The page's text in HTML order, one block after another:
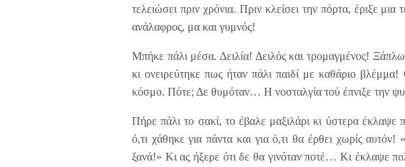
τελειώσει πριν χρόνια. Πριν κλείσει την πόρτα, έριξε
ανάλαφρος, μα και γυμνός!
Μπήκε πάλι μέσα. Δειλία! Δειλός και τρομαγμένος!
κι ονειρεύτηκε πως ήταν πάλι παιδί με καθάριο
κόσμο. Πότε; Δε θυμόταν… Η νοσταλγία τού έπνιξε την
Πήρε πάλι το σακί, το έβαλε μαξιλάρι κι ύστερα έκλαψε
ό,τι χάθηκε για πάντα και για ό,τι θα έρθει χωρίς
ξανά!» Κι ας ήξερε ότι δε θα γινόταν ποτέ… Κι έκλαψε